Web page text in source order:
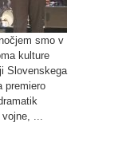
smo v
kulture
Slovenskega
premiero
vojne, ...